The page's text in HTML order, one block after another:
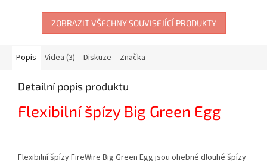
ZOBRAZIT VŠECHNY SOUVISEJÍCÍ PRODUKTY
Popis Videa (3) Diskuze Značka
Detailní popis produktu
Flexibilní špízy Big Green Egg
Flexibilní špízy FireWire Big Green Egg jsou ohebné dlouhé špízy